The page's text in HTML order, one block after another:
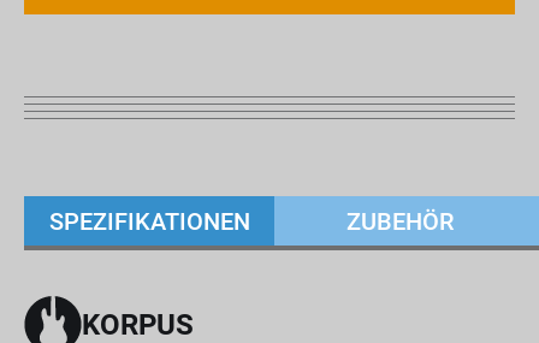
SPEZIFIKATIONEN ZUBEHÖR
KORPUS